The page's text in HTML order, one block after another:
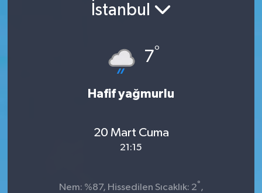
İstanbul
7°
Hafif yağmurlu
20 Mart Cuma
21:15
Nem: %87, Hissedilen Sıcaklık: 2° ,